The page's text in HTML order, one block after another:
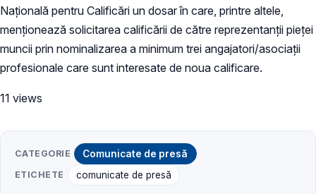
Națională pentru Calificări un dosar în care, printre altele,
menționează solicitarea calificării de către reprezentanții pieței
muncii prin nominalizarea a minimum trei angajatori/asociații
profesionale care sunt interesate de noua calificare.
11 views
CATEGORIE Comunicate de presă
ETICHETE comunicate de presă